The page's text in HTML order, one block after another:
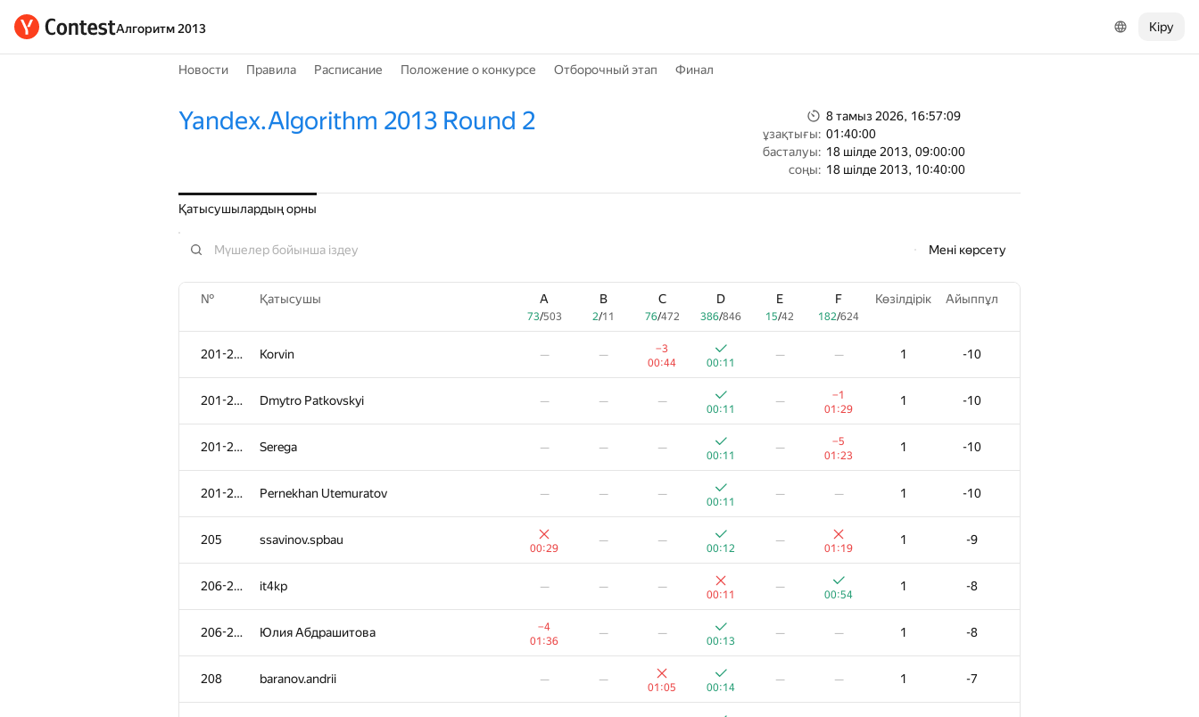
Алгоритм 2013 Кіру
Новости Правила Расписание Положение о конкурсе Отборочный этап Финал
Yandex.Algorithm 2013 Round 2
8 тамыз 2026, 16:57:09
ұзақтығы: 01:40:00
басталуы: 18 шілде 2013, 09:00:00
соңы: 18 шілде 2013, 10:40:00
Қатысушылардың орны
Мені көрсету
№ Қатысушы A
73/503
B
2/11
C
76/472
D
386/846
E
15/42
F
182/624
Көзілдірік Айыппұл
201-204 Korvin — —
−3
00:44
00:11
— — 1 -10
201-204 Dmytro Patkovskyi — — —
00:11
—
−1
01:29
1 -10
201-204 Serega — — —
00:11
—
−5
01:23
1 -10
201-204 Pernekhan Utemuratov — — —
00:11
— — 1 -10
205 ssavinov.spbau
00:29
— —
00:12
—
01:19
1 -9
206-207 it4kp — — —
00:11
—
00:54
1 -8
206-207 Юлия Абдрашитова
−4
01:36
— —
00:13
— — 1 -8
208 baranov.andrii — —
01:05 00:14
— — 1 -7